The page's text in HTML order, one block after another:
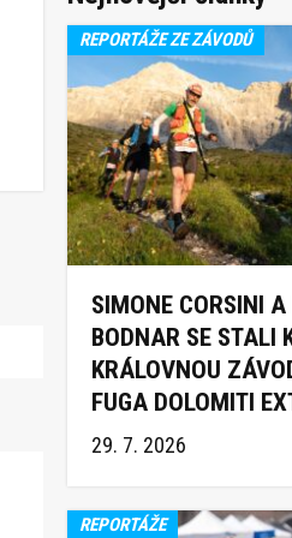
REPORTÁŽE ZE ZÁVODŮ
SIMONE CORSINI
BODNAR SE STALI
KRÁLOVNOU
FUGA DOLOMITI
TRAIL 2026
29. 7. 2026
REPORTÁŽE